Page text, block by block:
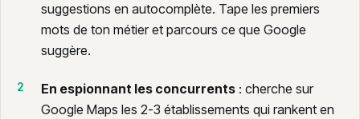
suggestions en autocomplète. Tape les premiers
mots de ton métier et parcours ce que Google
suggère.
En espionnant les concurrents : cherche sur
Google Maps les 2-3 établissements qui rankent en